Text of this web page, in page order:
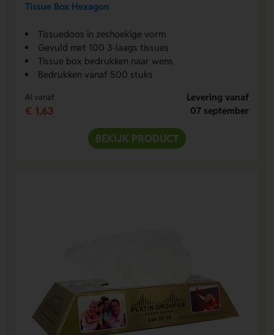
Tissue Box Hexagon
Tissuedoos in zeshoekige vorm
Gevuld met 100 3-laags tissues
Tissue box bedrukken naar wens
Bedrukken vanaf 500 stuks
Al vanaf
€ 1,63
Levering vanaf
07 september
BEKIJK PRODUCT